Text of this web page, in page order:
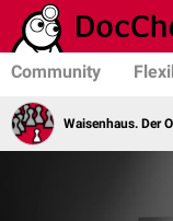
Community
Waisenhaus. Der